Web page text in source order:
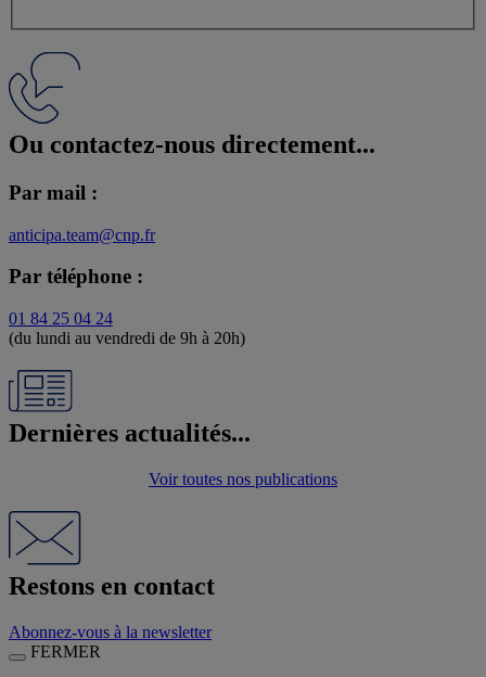
Ou contactez-nous directement...
Par mail :
anticipa.team@cnp.fr
Par téléphone :
01 84 25 04 24
(du lundi au vendredi de 9h à 20h)
Dernières actualités...
Voir toutes nos publications
Restons en contact
Abonnez-vous à la newsletter
FERMER